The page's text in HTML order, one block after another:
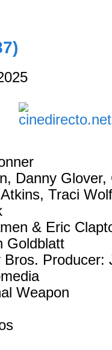
Danny Glover,
Traci
& Eric
Goldblatt
Producer:
Weapon